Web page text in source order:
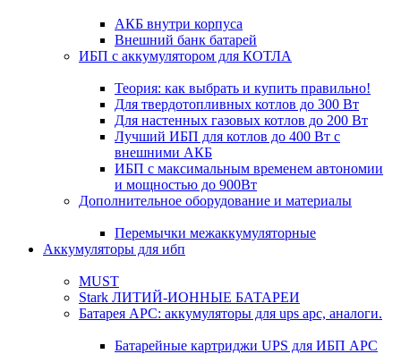
АКБ внутри корпуса
Внешний банк батарей
ИБП с аккумулятором для КОТЛА
Теория: как выбрать и купить правильно!
Для твердотопливных котлов до 300 Вт
Для настенных газовых котлов до 200 Вт
Лучший ИБП для котлов до 400 Вт с
внешними АКБ
ИБП с максимальным временем автономии
и мощностью до 900Вт
Дополнительное оборудование и материалы
Перемычки межаккумуляторные
Аккумуляторы для ибп
MUST
Stark ЛИТИЙ-ИОННЫЕ БАТАРЕИ
Батарея APC: аккумуляторы для ups apc, аналоги.
Батарейные картриджи UPS для ИБП APC